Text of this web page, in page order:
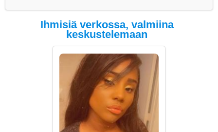
Ihmisiä verkossa, valmiina
keskustelemaan